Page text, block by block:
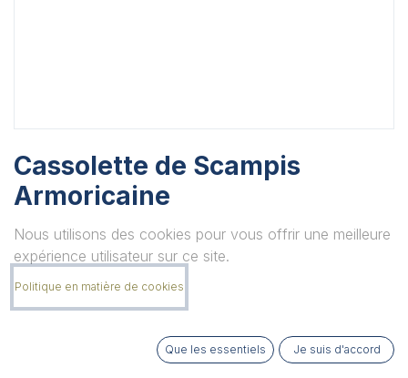
Cassolette de Scampis
Armoricaine
Unité
Quantité
Nous utilisons des cookies pour vous offrir une meilleure
expérience utilisateur sur ce site.
Politique en matière de cookies
Que les essentiels Je suis d'accord